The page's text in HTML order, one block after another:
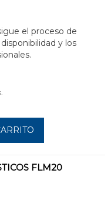
el proceso de
y los
FLM20